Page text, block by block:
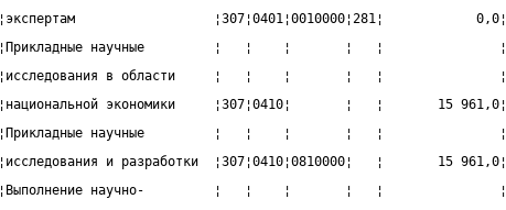
¦экспертам                  ¦307¦0401¦0010000¦281¦            0,0¦
¦Прикладные научные         ¦   ¦    ¦       ¦   ¦               ¦
¦исследования в области     ¦   ¦    ¦       ¦   ¦               ¦
¦национальной экономики     ¦307¦0410¦       ¦   ¦       15 961,0¦
¦Прикладные научные         ¦   ¦    ¦       ¦   ¦               ¦
¦исследования и разработки  ¦307¦0410¦0810000¦   ¦       15 961,0¦
¦Выполнение научно-         ¦   ¦    ¦       ¦   ¦               ¦